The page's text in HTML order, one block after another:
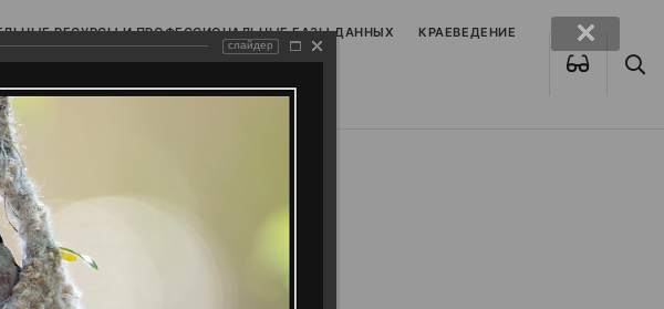
РЕСУРСЫ И ПРОФЕССИОНАЛЬНЫЕ БАЗЫ ДАННЫХ КРАЕВЕДЕНИЕ
слайдер